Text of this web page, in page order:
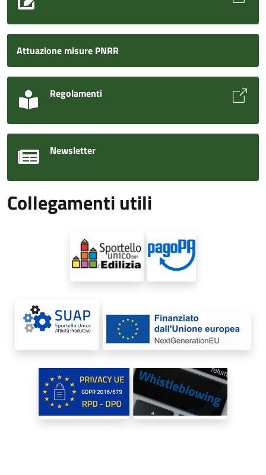
Attuazione misure PNRR
Regolamenti
Newsletter
Collegamenti utili